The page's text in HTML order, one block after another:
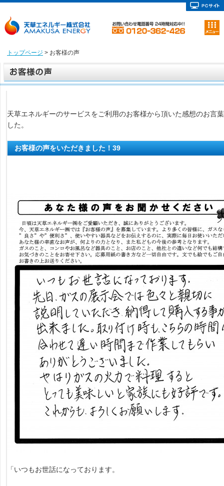
トップページ > お客様の声
天草エネルギーのサービスをご利用のお客様から頂いた感想のお言
した。
お客様の声をいただきました！39
「いつもお世話になっております。